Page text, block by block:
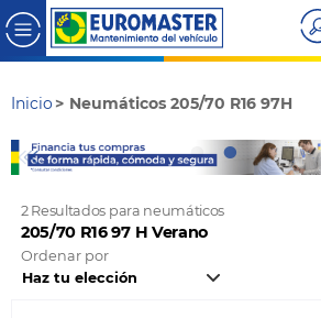
Inicio Neumáticos 205/70 R16 97H
2 Resultados para neumáticos
205/70 R16 97 H Verano
Ordenar por